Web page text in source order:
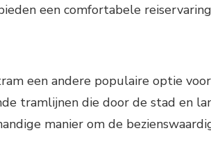
een comfortabele
een andere populaire optie
tramlijnen die door de stad en
manier om de